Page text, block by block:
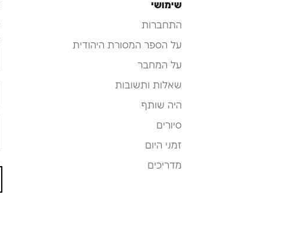
שימושי
התחברות
על הספר המסורת היהודית
על המחבר
שאלות ותשובות
היה שותף
סיורים
זמני היום
מדריכים